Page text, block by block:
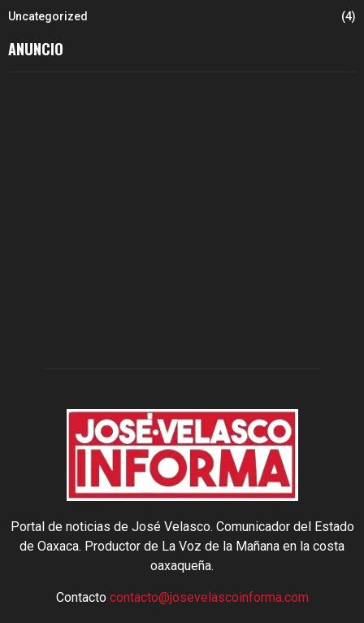
Uncategorized
(4)
ANUNCIO
Portal de noticias de José Velasco. Comunicador del Estado
de Oaxaca. Productor de La Voz de la Mañana en la costa
oaxaqueña.
Contacto contacto@josevelascoinforma.com